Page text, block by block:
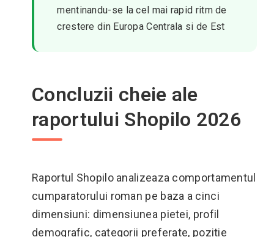
mentinandu-se la cel mai rapid ritm de
crestere din Europa Centrala si de Est
Concluzii cheie ale
raportului Shopilo 2026
Raportul Shopilo analizeaza comportamentul
cumparatorului roman pe baza a cinci
dimensiuni: dimensiunea pietei, profil
demografic, categorii preferate, pozitie